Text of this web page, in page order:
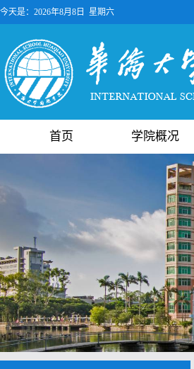
今天是： 2026年8月8日 星期六
首页 学院概况